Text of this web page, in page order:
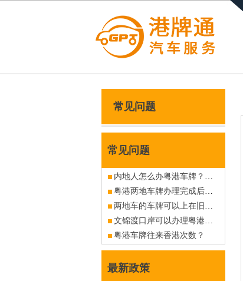
常见问题
常见问题
内地人怎么办粤港车牌？大陆人怎么办中港车牌？
粤港两地车牌办理完成后是永久使用吗？
两地车的车牌可以上在旧车上吗？
文锦渡口岸可以办理粤港车牌吗？有没现牌出售？
粤港车牌往来香港次数？
最新政策